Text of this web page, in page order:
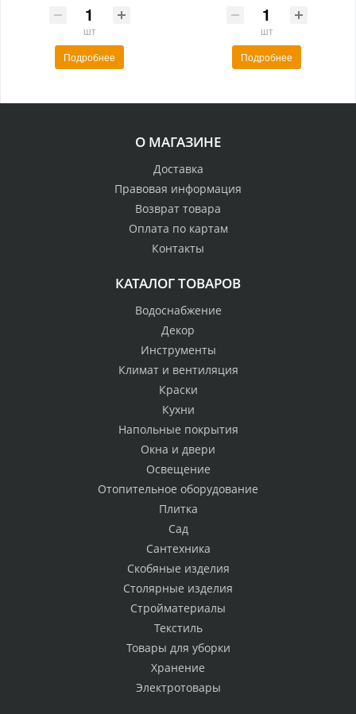
шт
Подробнее
шт
Подробнее
О МАГАЗИНЕ
Доставка
Правовая информация
Возврат товара
Оплата по картам
Контакты
КАТАЛОГ ТОВАРОВ
Водоснабжение
Декор
Инструменты
Климат и вентиляция
Краски
Кухни
Напольные покрытия
Окна и двери
Освещение
Отопительное оборудование
Плитка
Сад
Сантехника
Скобяные изделия
Столярные изделия
Стройматериалы
Текстиль
Товары для уборки
Хранение
Электротовары